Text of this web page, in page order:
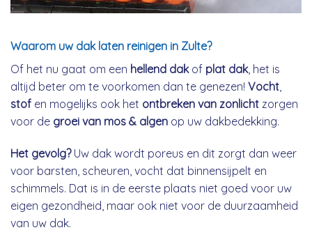
Waarom uw dak laten reinigen in Zulte?
Of het nu gaat om een hellend dakof plat dak, het is
altijd beter om te voorkomen dan te genezen! Vocht
stof en mogelijks ook het ontbreken van zonlicht zorgen
voor de groei van mos & algen op uw dakbedekking.
Het gevolg?Uw dak wordt poreus en dit zorgt dan weer
voor barsten, scheuren, vocht dat binnensijpelt en
schimmels. Dat is in de eerste plaats niet goed voor uw
eigen gezondheid, maar ook niet voor de duurzaamheid
van uw dak.